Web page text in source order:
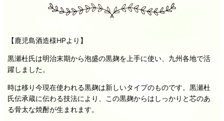
【鹿児島酒造様HPより】
黒瀬杜氏は明治末期から泡盛の黒麹を上手に使い、九州各地で活
躍しました。
時は移り今現在使われる黒麹は新しいタイプのものです。黒瀬杜
氏伝承蔵に伝わる技法により、この黒麹からはしっかりと芯のあ
る骨太な焼酎が生まれます。